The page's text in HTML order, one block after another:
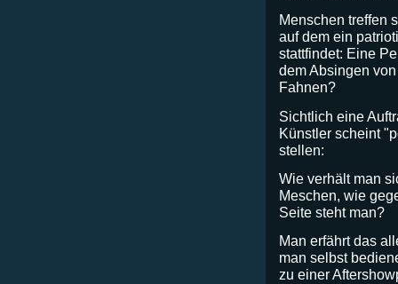
Menschen treffen
auf dem ein
stattfindet: Eine
dem Absingen
Fahnen?
Sichtlich eine
Künstler scheint
stellen:
Wie verhält man
Meschen, wie
Seite steht man?
Man erfährt das
man selbst
zu einer